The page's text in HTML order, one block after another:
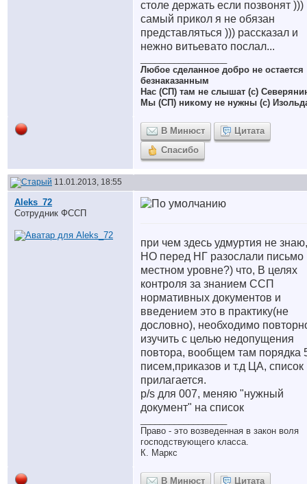
столе держать если позвонят )))
самый прикол я не обязан
представляться ))) рассказал и
нежно витьевато послал...
Любое сделанное добро не остается
безнаказанным
Нас (СП) там не слышат (с)
Мы (СП) никому не нужны (с)
В Минюст
Цитата
Спасибо
11.01.2013, 18:55
Aleks_72
Сотрудник ФССП
при чем здесь удмуртия не знаю,
НО перед НГ разослали письмо
местном уровне?) что, В целях
контроля за знанием ССП
нормативных документов и
введением это в практику(не
дословно), необходимо
изучить с целью недопущения
повтора, вообщем там порядка
писем,приказов и т.д ЦА, список
прилагается.
p/s для 007, меняю "нужный
документ" на список
Право - это возведенная в закон воля
господствующего класса.
К. Маркс
В Минюст
Цитата